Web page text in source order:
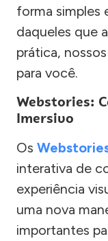
forma simples
daqueles que
prática,
para você.
Webstories:
Imersivo
Os
interativa de
experiência
uma nova
importantes